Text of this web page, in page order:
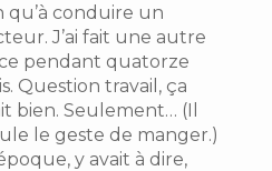
qu’à conduire un
J’ai fait une autre
pendant quatorze
Question travail, ça
bien. Seulement… (Il
le geste de manger.)
y avait à dire,